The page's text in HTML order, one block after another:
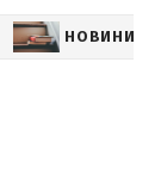
НОВИНИ